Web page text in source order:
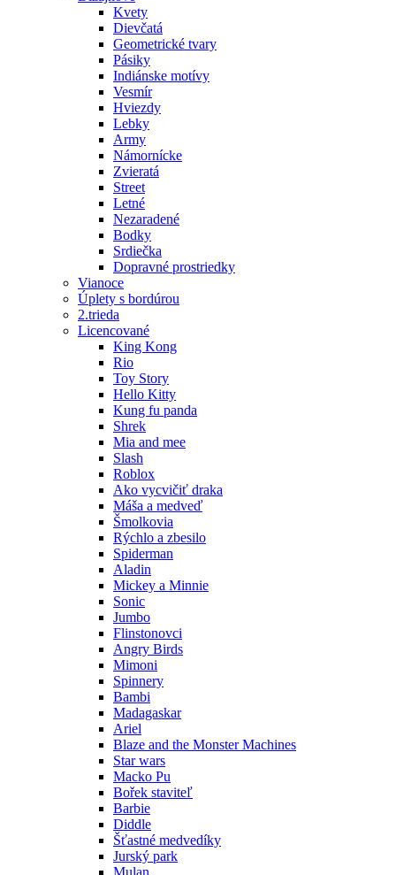
Kvety
Dievčatá
Geometrické tvary
Pásiky
Indiánske motívy
Vesmír
Hviezdy
Lebky
Army
Námornícke
Zvieratá
Street
Letné
Nezaradené
Bodky
Srdiečka
Dopravné prostriedky
Vianoce
Úplety s bordúrou
2.trieda
Licencované
King Kong
Rio
Toy Story
Hello Kitty
Kung fu panda
Shrek
Mia and mee
Slash
Roblox
Ako vycvičiť draka
Máša a medveď
Šmolkovia
Rýchlo a zbesilo
Spiderman
Aladin
Mickey a Minnie
Sonic
Jumbo
Flinstonovci
Angry Birds
Mimoni
Spinnery
Bambi
Madagaskar
Ariel
Blaze and the Monster Machines
Star wars
Macko Pu
Bořek staviteľ
Barbie
Diddle
Šťastné medvedíky
Jurský park
Mulan